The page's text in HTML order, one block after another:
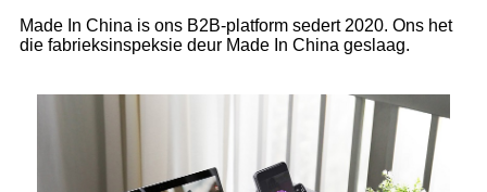
Made In China is ons B2B-platform sedert 2020. Ons het
die fabrieksinspeksie deur Made In China geslaag.